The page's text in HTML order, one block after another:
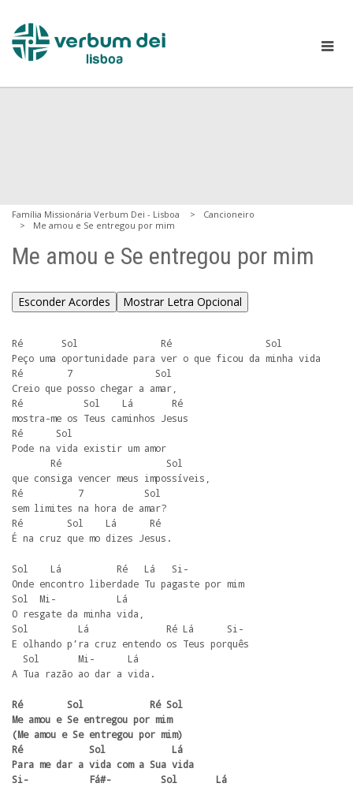
Família Missionária Verbum Dei - Lisboa
Cancioneiro
Me amou e Se entregou por mim
Me amou e Se entregou por mim
Esconder Acordes Mostrar Letra Opcional
Ré       Sol               Ré                 Sol
Peço uma oportunidade para ver o que ficou da minha vida
Ré        7               Sol
Creio que posso chegar a amar,
Ré           Sol    Lá       Ré
mostra-me os Teus caminhos Jesus
Ré      Sol
Pode na vida existir um amor
que consiga vencer meus impossíveis,
Ré          7           Sol
sem limites na hora de amar?
Ré        Sol    Lá      Ré
É na cruz que mo dizes Jesus.
Sol    Lá          Ré   Lá   Si-
Onde encontro liberdade Tu pagaste por mim
Sol  Mi-           Lá
O resgate da minha vida,
Sol         Lá              Ré Lá      Si-
E olhando p’ra cruz entendo os Teus porquês
A Tua razão ao dar a vida.
Ré        Sol            Ré Sol
Me amou e Se entregou por mim
(Me amou e Se entregou por mim)
Ré            Sol            Lá
Para me dar a vida com a Sua vida
Si-           Fá#-         Sol       Lá